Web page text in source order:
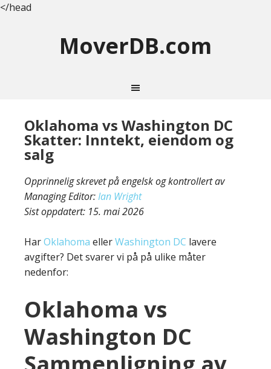
</head
MoverDB.com
Oklahoma vs Washington DC
Skatter: Inntekt, eiendom og
salg
Opprinnelig skrevet på engelsk og kontrollert av
Managing Editor:Ian Wright
Sist oppdatert: 15. mai 2026
HarOklahoma ellerWashington DC lavere
avgifter? Det svarer vi på på ulike måter
nedenfor:
Oklahoma vs
Washington DC